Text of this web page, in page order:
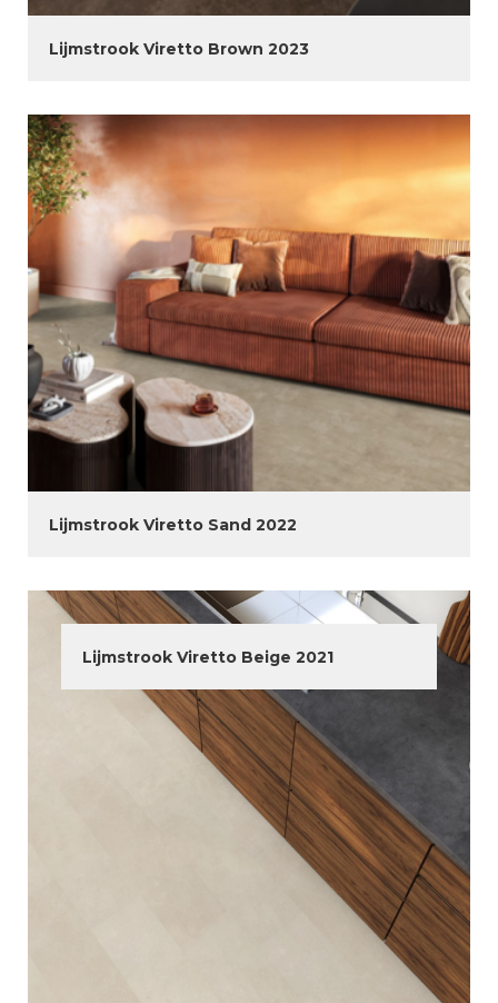
Lijmstrook Viretto Brown 2023
Lijmstrook Viretto Sand 2022
Lijmstrook Viretto Beige 2021